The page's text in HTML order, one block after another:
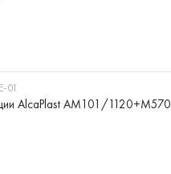
AlcaPlast AM101/
01